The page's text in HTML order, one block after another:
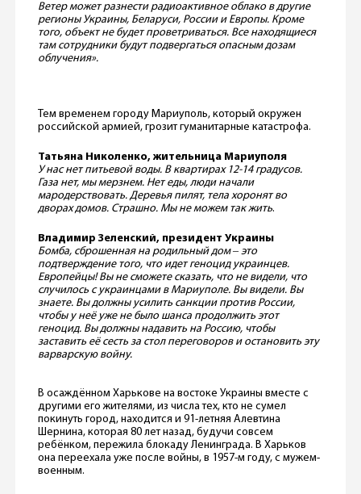
Ветер может разнести радиоактивное облако в другие
регионы Украины, Беларуси, России и Европы. Кроме
того, объект не будет проветриваться. Все находящиеся
там сотрудники будут подвергаться опасным дозам
облучения».
Тем временем городу Мариуполь, который окружен
российской армией, грозит гуманитарные катастрофа.
Татьяна Николенко, жительница Мариуполя
У нас нет питьевой воды. В квартирах 12-14 градусов.
Газа нет, мы мерзнем. Нет еды, люди начали
мародерствовать. Деревья пилят, тела хоронят во
дворах домов. Страшно. Мы не можем так жить.
Владимир Зеленский, президент Украины
Бомба, сброшенная на родильный дом ‒ это
подтверждение того, что идет геноцид украинцев.
Европейцы! Вы не сможете сказать, что не видели, что
случилось с украинцами в Мариуполе. Вы видели. Вы
знаете. Вы должны усилить санкции против России,
чтобы у неё уже не было шанса продолжить этот
геноцид. Вы должны надавить на Россию, чтобы
заставить её сесть за стол переговоров и остановить эту
варварскую войну.
В осаждённом Харькове на востоке Украины вместе с
другими его жителями, из числа тех, кто не сумел
покинуть город, находится и 91-летняя Алевтина
Шернина, которая 80 лет назад, будучи совсем
ребёнком, пережила блокаду Ленинграда. В Харьков
она переехала уже после войны, в 1957-м году, с мужем-
военным.